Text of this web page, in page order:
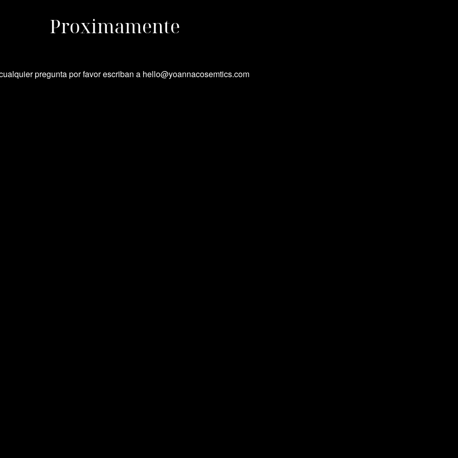
Proximamente
pregunta por favor escriban a hello@yoannacosemtics.com